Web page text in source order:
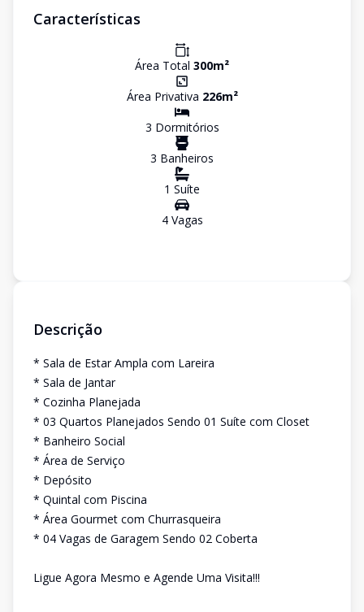
Características
Área Total 300m²
Área Privativa 226m²
3 Dormitórios
3 Banheiros
1 Suíte
4Vagas
Descrição
* Sala de Estar Ampla com Lareira
* Sala de Jantar
* Cozinha Planejada
* 03 Quartos Planejados Sendo 01 Suíte com Closet
* Banheiro Social
* Área de Serviço
* Depósito
* Quintal com Piscina
* Área Gourmet com Churrasqueira
* 04 Vagas de Garagem Sendo 02 Coberta
Ligue Agora Mesmo e Agende Uma Visita!!!